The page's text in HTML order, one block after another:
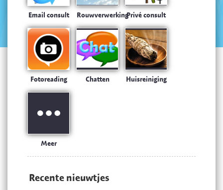
Email consult RouwverwerkingPrivé consult
Fotoreading Chatten Huisreiniging
Meer
Recente nieuwtjes